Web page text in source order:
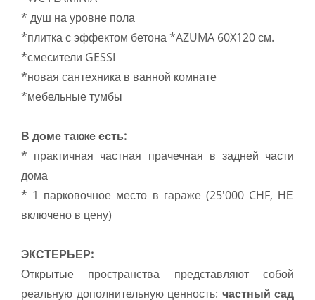
* душ на уровне пола
*плитка с эффектом бетона *AZUMA 60X120 см.
*смесители GESSI
*новая сантехника в ванной комнате
*мебельные тумбы
В доме также есть:
* практичная частная прачечная в задней части
дома
* 1 парковочное место в гараже (25'000 CHF, НЕ
включено в цену)
ЭКСТЕРЬЕР:
Открытые пространства представляют собой
реальную дополнительную ценность: частный сад